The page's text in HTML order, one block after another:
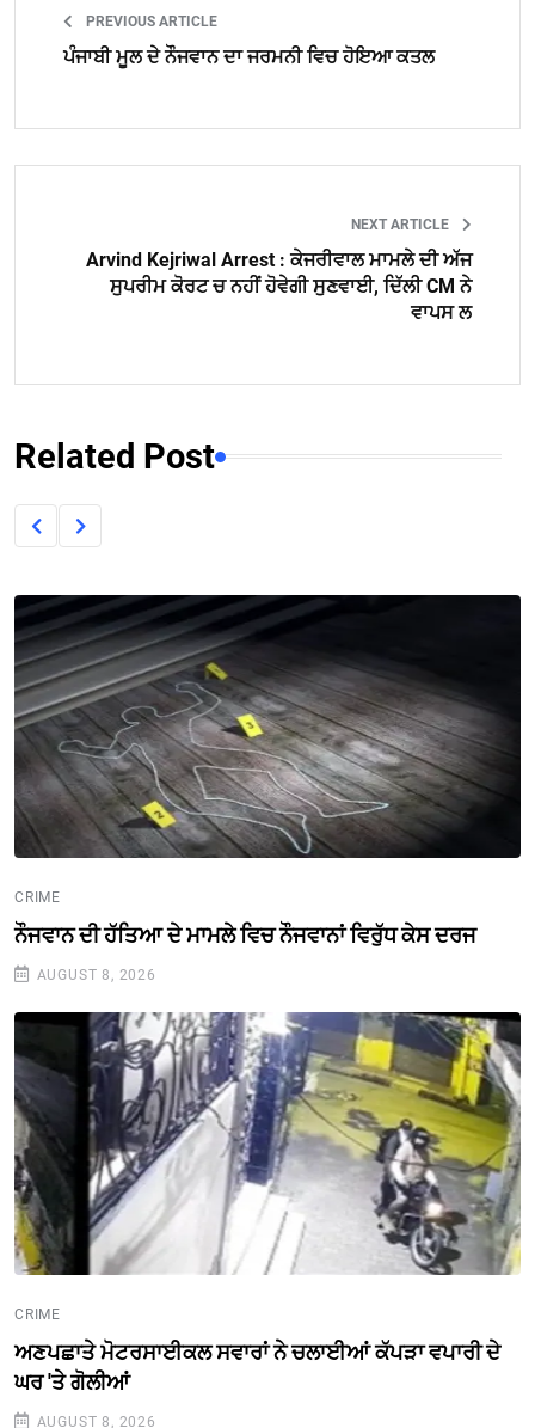
PREVIOUS ARTICLE
ਪੰਜਾਬੀ ਮੂਲ ਦੇ ਨੌਜਵਾਨ ਦਾ ਜਰਮਨੀ ਵਿਚ ਹੋਇਆ ਕਤਲ
NEXT ARTICLE
Arvind Kejriwal Arrest : ਕੇਜਰੀਵਾਲ ਮਾਮਲੇ ਦੀ ਅੱਜ
ਸੁਪਰੀਮ ਕੋਰਟ ਚ ਨਹੀਂ ਹੋਵੇਗੀ ਸੁਣਵਾਈ, ਦਿੱਲੀ CM ਨੇ
ਵਾਪਸ ਲ
Related Post
CRIME
ਨੌਜਵਾਨ ਦੀ ਹੱਤਿਆ ਦੇ ਮਾਮਲੇ ਵਿਚ ਨੌਜਵਾਨਾਂ ਵਿਰੁੱਧ ਕੇਸ ਦਰਜ
AUGUST 8, 2026
CRIME
ਅਣਪਛਾਤੇ ਮੋਟਰਸਾਈਕਲ ਸਵਾਰਾਂ ਨੇ ਚਲਾਈਆਂ ਕੱਪੜਾ ਵਪਾਰੀ ਦੇ
ਘਰ 'ਤੇ ਗੋਲੀਆਂ
AUGUST 8, 2026